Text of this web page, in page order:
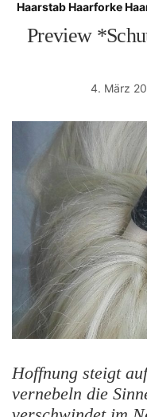
Haarstab Haarforke
Preview
4. März
Hoffnung steigt
vernebeln die